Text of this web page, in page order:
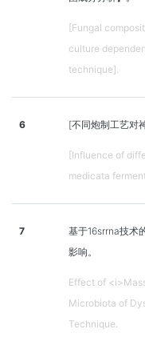
[Fungal
culture
technique].
6 [不同炮制工艺对
[Influence of
medicata
7
基于16srrna技术
影响。
Effect of
Microbiota of
Technique.